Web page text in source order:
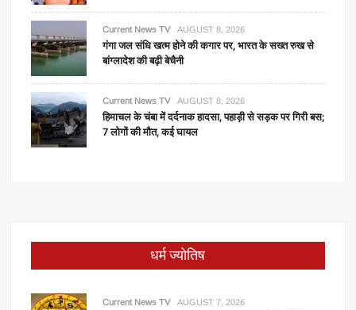
Current News TV AUGUST 8, 2026
गंगा जल संधि खत्म होने की कगार पर, भारत के सख्त रुख से
बांग्लादेश की बढ़ी बेचैनी
Current News TV AUGUST 8, 2026
हिमाचल के चंबा में दर्दनाक हादसा, पहाड़ी से सड़क पर गिरी बस;
7 लोगों की मौत, कई घायल
धर्म ज्योतिष
Current News TV AUGUST 7, 2026